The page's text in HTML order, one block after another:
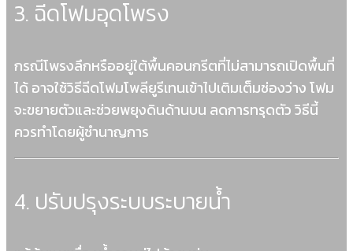
3. ฉีดโฟมอุดโพรง
กรณีโพรงลึกหรืออยู่ใต้พื้นคอนกรีตที่ไม่สามารถเปิดพื้นที่
ได้ อาจใช้วิธีฉีดโฟมโพลียูรีเทนเข้าไปเติมเต็มช่องว่าง โฟม
จะขยายตัวและช่วยพยุงดินด้านบน ลดการทรุดตัว วิธีนี้
ควรทำโดยผู้ชำนาญการ
4. ปรับปรุงระบบระบายน้ำ